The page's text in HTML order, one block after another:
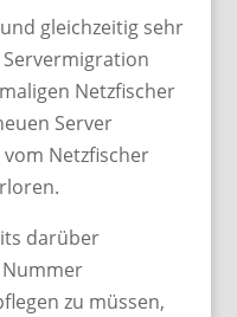
gleichzeitig sehr
Netzfischer
Server
Netzfischer
darüber
zu müssen,